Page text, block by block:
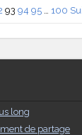
93 94 95 100
long
de partage